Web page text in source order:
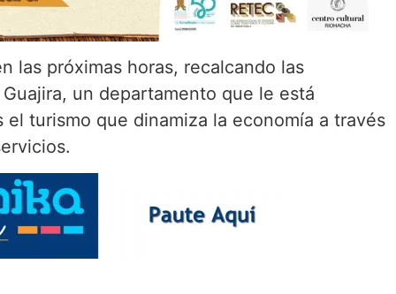
las próximas horas, recalcando las
un departamento que le está
turismo que dinamiza la economía a través